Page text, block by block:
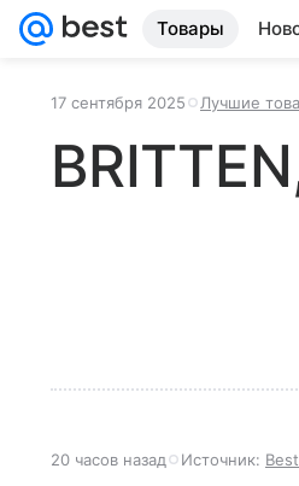
Товары
17 сентября 2025 Лучшие
20 часов назад Источник: